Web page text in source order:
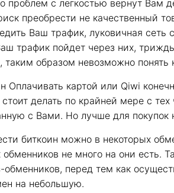
проблем с легкостью вернут Вам
преобрести не качественный
Ваш трафик, луковичная
трафик пойдет через них,
образом невозможно понять
Оплачивать картой или Qiwi
стоит делать по крайней мере с
с Вами. Но лучше для покупок
биткоин можно в некоторых
обменников не много на они
перед тем как
на небольшую.